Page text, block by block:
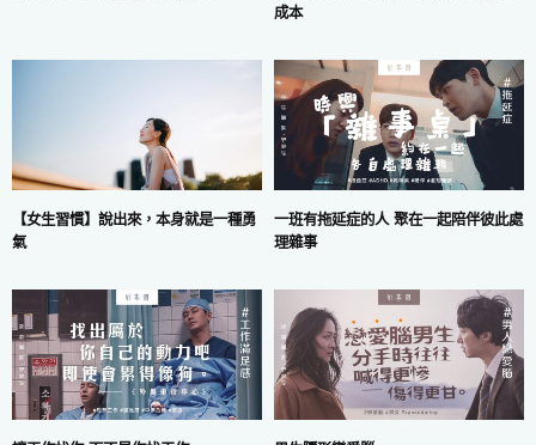
成本
【女生習慣】說出來，本身就是一種勇
氣
一班有拖延症的人 聚在一起陪伴彼此處
理雜事